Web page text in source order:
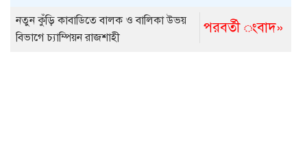
পরবর্তী ংবাদ»
নতুন কুঁড়ি কাবাডিতে বালক ও বালিকা উভয়
বিভাগে চ্যাম্পিয়ন রাজশাহী